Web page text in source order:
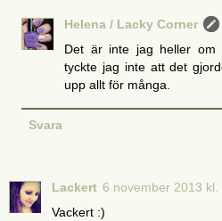
Helena / Lacky Corner
Det är inte jag heller om
tyckte jag inte att det
upp allt för många.
Svara
Lackert 6 november 2013 kl.
Vackert :)